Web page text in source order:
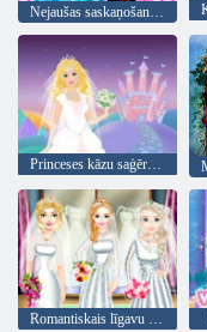
Nejaušas saskaņošanas kāzas
Princeses kāzu saģērbšanas spēle
Romantiskais līgavu salons